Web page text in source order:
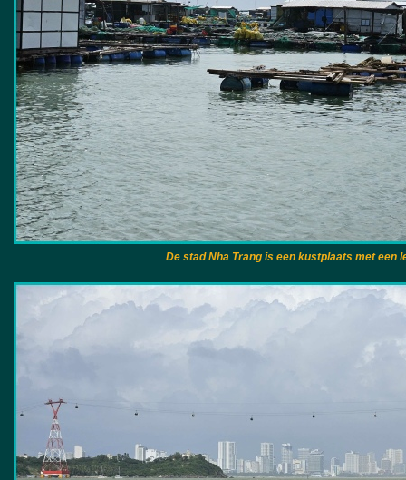
De stad Nha Trang is een kustplaats met een